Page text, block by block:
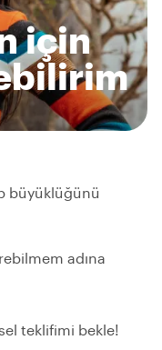
için
büyüklüğünü
adına
teklifimi bekle!